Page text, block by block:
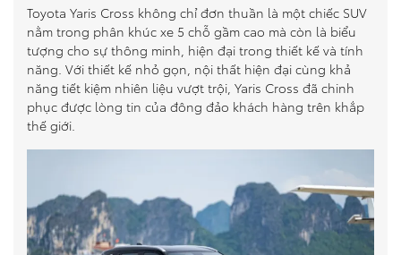
Dự toán chi phí
Đăng kí lái thử
Liên hệ Đại lý
Toyota Yaris Cross không chỉ đơn thuần là một chiếc SUV
nằm trong phân khúc xe 5 chỗ gầm cao mà còn là biểu
tượng cho sự thông minh, hiện đại trong thiết kế và tính
năng. Với thiết kế nhỏ gọn, nội thất hiện đại cùng khả
năng tiết kiệm nhiên liệu vượt trội, Yaris Cross đã chinh
phục được lòng tin của đông đảo khách hàng trên khắp
thế giới.